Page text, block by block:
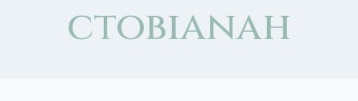
ctobianah